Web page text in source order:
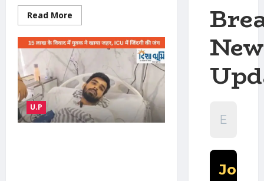
Read More
more
Jhansi
Dowry
Case
:
दहेज
हत्या
केस
से
झांसी
में
शादी
U.P